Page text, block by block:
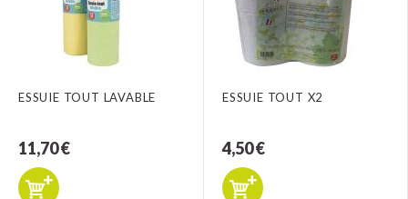
ESSUIE TOUT LAVABLE
11,70 €
ESSUIE TOUT X2
4,50 €